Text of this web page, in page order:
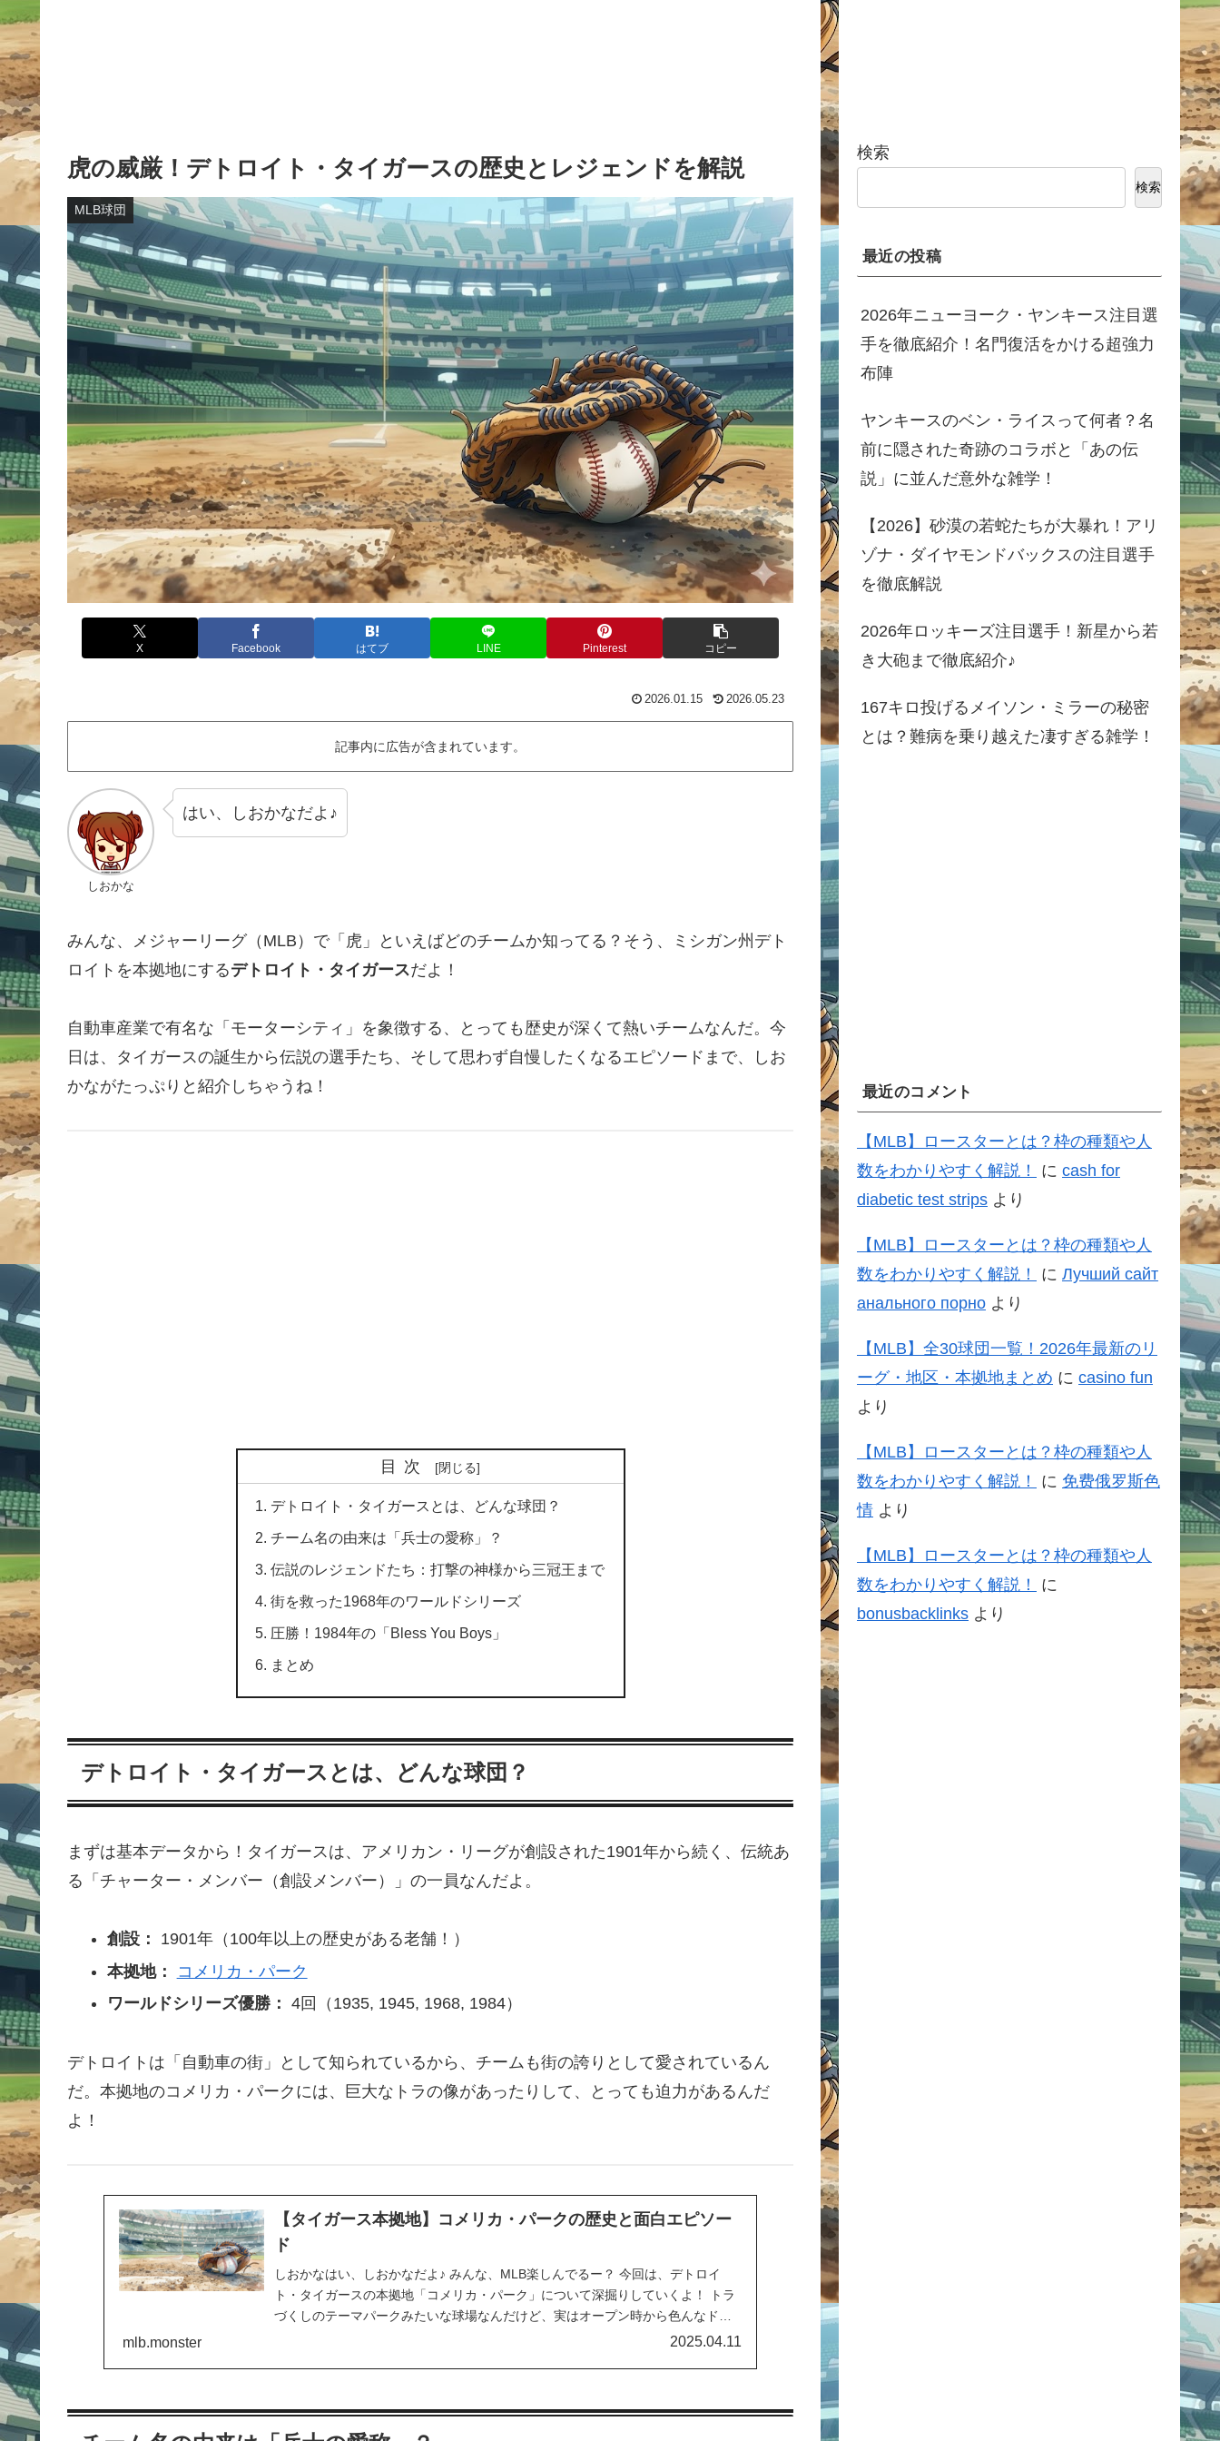
虎の威厳！デトロイト・タイガースの歴史とレジェンドを解説
MLB球団
X Facebook はてブ LINE Pinterest コピー
2026.01.15 2026.05.23
記事内に広告が含まれています。
しおかな
はい、しおかなだよ♪
みんな、メジャーリーグ（MLB）で「虎」といえばどのチームか知ってる？そう、ミシガン州デト
ロイトを本拠地にするデトロイト・タイガースだよ！
自動車産業で有名な「モーターシティ」を象徴する、とっても歴史が深くて熱いチームなんだ。今
日は、タイガースの誕生から伝説の選手たち、そして思わず自慢したくなるエピソードまで、しお
かながたっぷりと紹介しちゃうね！
目次
デトロイト・タイガースとは、どんな球団？
チーム名の由来は「兵士の愛称」？
伝説のレジェンドたち：打撃の神様から三冠王まで
街を救った1968年のワールドシリーズ
圧勝！1984年の「Bless You Boys」
まとめ
デトロイト・タイガースとは、どんな球団？
まずは基本データから！タイガースは、アメリカン・リーグが創設された1901年から続く、伝統あ
る「チャーター・メンバー（創設メンバー）」の一員なんだよ。
創設：
1901年（100年以上の歴史がある老舗！）
本拠地：
コメリカ・パーク
ワールドシリーズ優勝： 4回（1935, 1945, 1968, 1984）
デトロイトは「自動車の街」として知られているから、チームも街の誇りとして愛されているん
だ。本拠地のコメリカ・パークには、巨大なトラの像があったりして、とっても迫力があるんだ
よ！
【タイガース本拠地】コメリカ・パークの歴史と面白エピソー
ド
しおかなはい、しおかなだよ♪ みんな、MLB楽しんでるー？ 今回は、デトロイ
ト・タイガースの本拠地「コメリカ・パーク」について深掘りしていくよ！ トラ
づくしのテーマパークみたいな球場なんだけど、実はオープン時から色んなドラ
mlb.monster 2025.04.11
検索
検索
最近の投稿
2026年ニューヨーク・ヤンキース注目選
手を徹底紹介！名門復活をかける超強力
布陣
ヤンキースのベン・ライスって何者？名
前に隠された奇跡のコラボと「あの伝
説」に並んだ意外な雑学！
【2026】砂漠の若蛇たちが大暴れ！アリ
ゾナ・ダイヤモンドバックスの注目選手
を徹底解説
2026年ロッキーズ注目選手！新星から若
き大砲まで徹底紹介♪
167キロ投げるメイソン・ミラーの秘密
とは？難病を乗り越えた凄すぎる雑学！
最近のコメント
【MLB】ロースターとは？枠の種類や人
数をわかりやすく解説！
に cash for
diabetic test strips より
【MLB】ロースターとは？枠の種類や人
数をわかりやすく解説！
に Лучший сайт
анального порно より
【MLB】全30球団一覧！2026年最新のリ
ーグ・地区・本拠地まとめ に casino fun
より
【MLB】ロースターとは？枠の種類や人
数をわかりやすく解説！
に 免费俄罗斯色
情 より
【MLB】ロースターとは？枠の種類や人
数をわかりやすく解説！
に
bonusbacklinks より